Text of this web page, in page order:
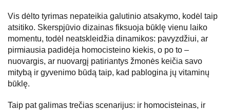
Vis dėlto tyrimas nepateikia galutinio atsakymo, kodėl taip
atsitiko. Skerspjūvio dizainas fiksuoja būklę vienu laiko
momentu, todėl neatskleidžia dinamikos: pavyzdžiui, ar
pirmiausia padidėja homocisteino kiekis, o po to –
nuovargis, ar nuovargį patiriantys žmonės keičia savo
mitybą ir gyvenimo būdą taip, kad pablogina jų vitaminų
būklę.
Taip pat galimas trečias scenarijus: ir homocisteinas, ir